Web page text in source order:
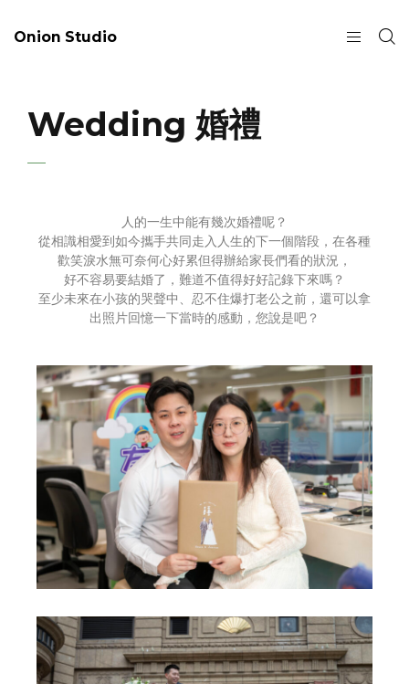
Onion Studio
Wedding 婚禮
人的一生中能有幾次婚禮呢？
從相識相愛到如今攜手共同走入人生的下一個階段，在各種
歡笑淚水無可奈何心好累但得辦給家長們看的狀況，
好不容易要結婚了，難道不值得好好記錄下來嗎？
至少未來在小孩的哭聲中、忍不住爆打老公之前，還可以拿
出照片回憶一下當時的感動，您說是吧？